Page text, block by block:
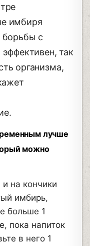
имбиря
борьбы с
так
организма,
лучше
можно
и на кончики
имбирь,
больше 1
пока напиток
в него 1